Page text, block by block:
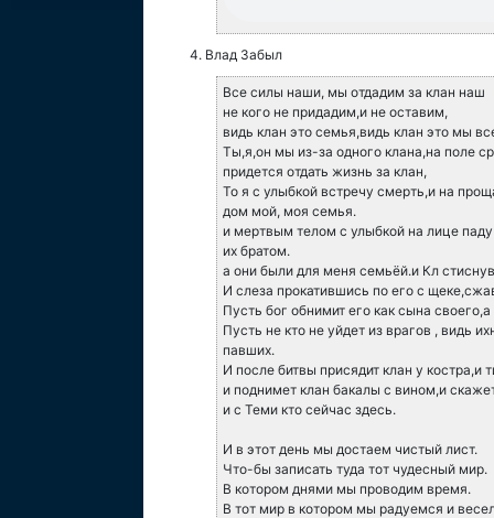
Влад Забыл
Все силы наши, мы отдадим за клан наш
не кого не придадим,и не оставим,
видь клан это семья,видь клан это мы
Ты,я,он мы из-за одного клана,на поле
придется отдать жизнь за клан,
То я с улыбкой встречу смерть,и на
дом мой, моя семья.
и мертвым телом с улыбкой на лице
их братом.
а они были для меня семьёй.и Кл
И слеза прокатившись по его с
Пусть бог обнимит его как сына
Пусть не кто не уйдет из врагов , видь
павших.
И после битвы присядит клан у костра,и
и поднимет клан бакалы с вином,и
и с Теми кто сейчас здесь.
И в этот день мы достаем чистый лист.
Что-бы записать туда тот чудесный мир.
В котором днями мы проводим время.
В тот мир в котором мы радуемся и